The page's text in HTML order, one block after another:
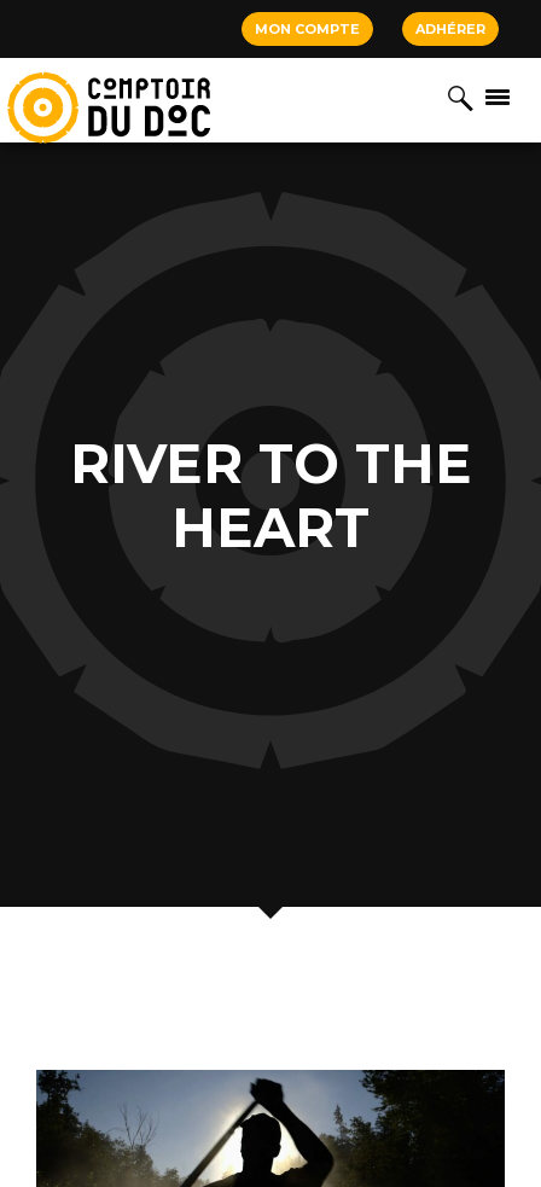
MON COMPTE ADHÉRER
RIVER TO THE
HEART
Cookies management panel